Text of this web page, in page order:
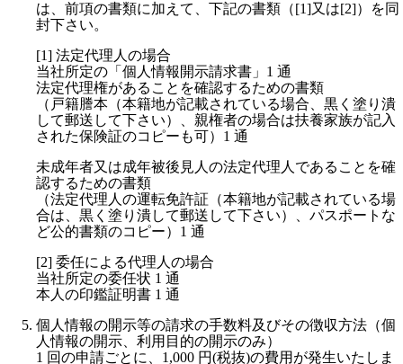
は、前項の書類に加えて、下記の書類（[1]又は[2]）を同
封下さい。
[1] 法定代理人の場合
当社所定の「個人情報開示請求書」1 通
法定代理権があることを確認するための書類
（戸籍謄本（本籍地が記載されている場合、黒く塗り潰
して郵送して下さい）、親権者の場合は扶養家族が記入
された保険証のコピーも可）1 通
未成年者又は成年被後見人の法定代理人であることを確
認するための書類
（法定代理人の運転免許証（本籍地が記載されている場
合は、黒く塗り潰して郵送して下さい）、パスポートな
ど公的書類のコピー）1 通
[2] 委任による代理人の場合
当社所定の委任状 1 通
本人の印鑑証明書 1 通
個人情報の開示等の請求の手数料及びその徴収方法（個
人情報の開示、利用目的の開示のみ）
1 回の申請ごとに、1,000 円(税抜)の費用が発生いたしま